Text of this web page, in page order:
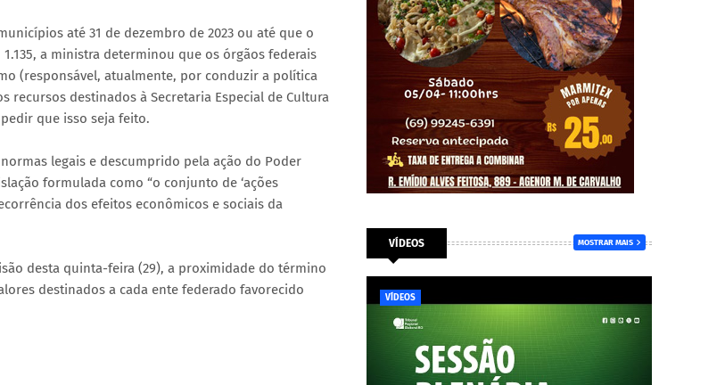
até 31 de dezembro de 2023 ou até que o
a ministra determinou que os órgãos federais
(responsável, atualmente, por conduzir a política
destinados à Secretaria Especial de Cultura
que isso seja feito.
legais e descumprido pela ação do Poder
formulada como “o conjunto de ‘ações
dos efeitos econômicos e sociais da
desta quinta-feira (29), a proximidade do término
destinados a cada ente federado favorecido
VÍDEOS MOSTRAR MAIS
VÍDEOS